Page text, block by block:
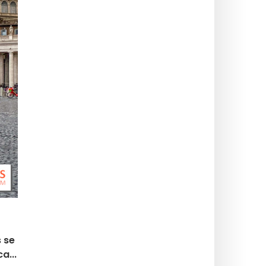
se